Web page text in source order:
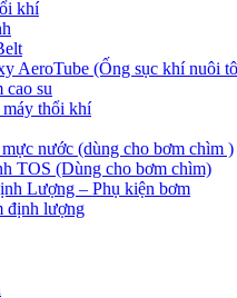
khí
AeroTube (Ống sục khí nuôi
cao su
máy thổi khí
nước (dùng cho bơm chìm )
TOS (Dùng cho bơm chìm)
Lượng – Phụ kiện bơm
định lượng